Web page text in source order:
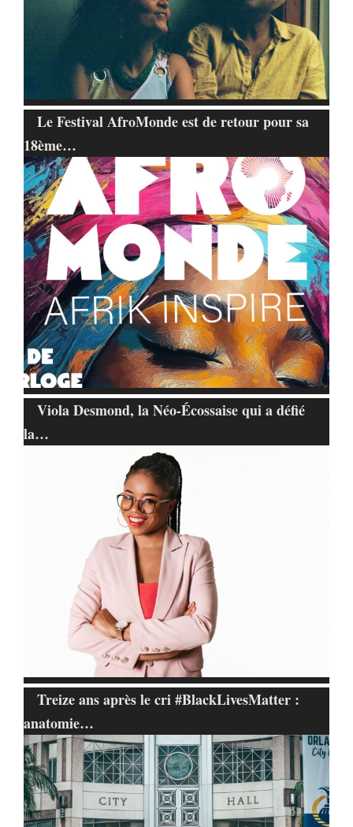
Le Festival AfroMonde est de retour pour sa
18ème…
Viola Desmond, la Néo-Écossaise qui a défié
la…
Treize ans après le cri #BlackLivesMatter :
anatomie…